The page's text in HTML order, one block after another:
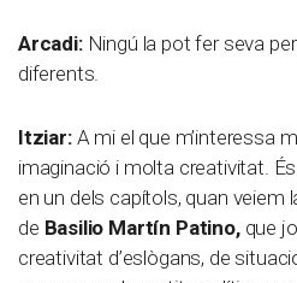
Arcadi:Ningú la pot fer seva
diferents.
Itziar:A mi el que m’interessa
imaginació i molta creativitat.
en un dels capítols, quan veiem
de Basilio Martín Patino, que
creativitat d’eslògans, de